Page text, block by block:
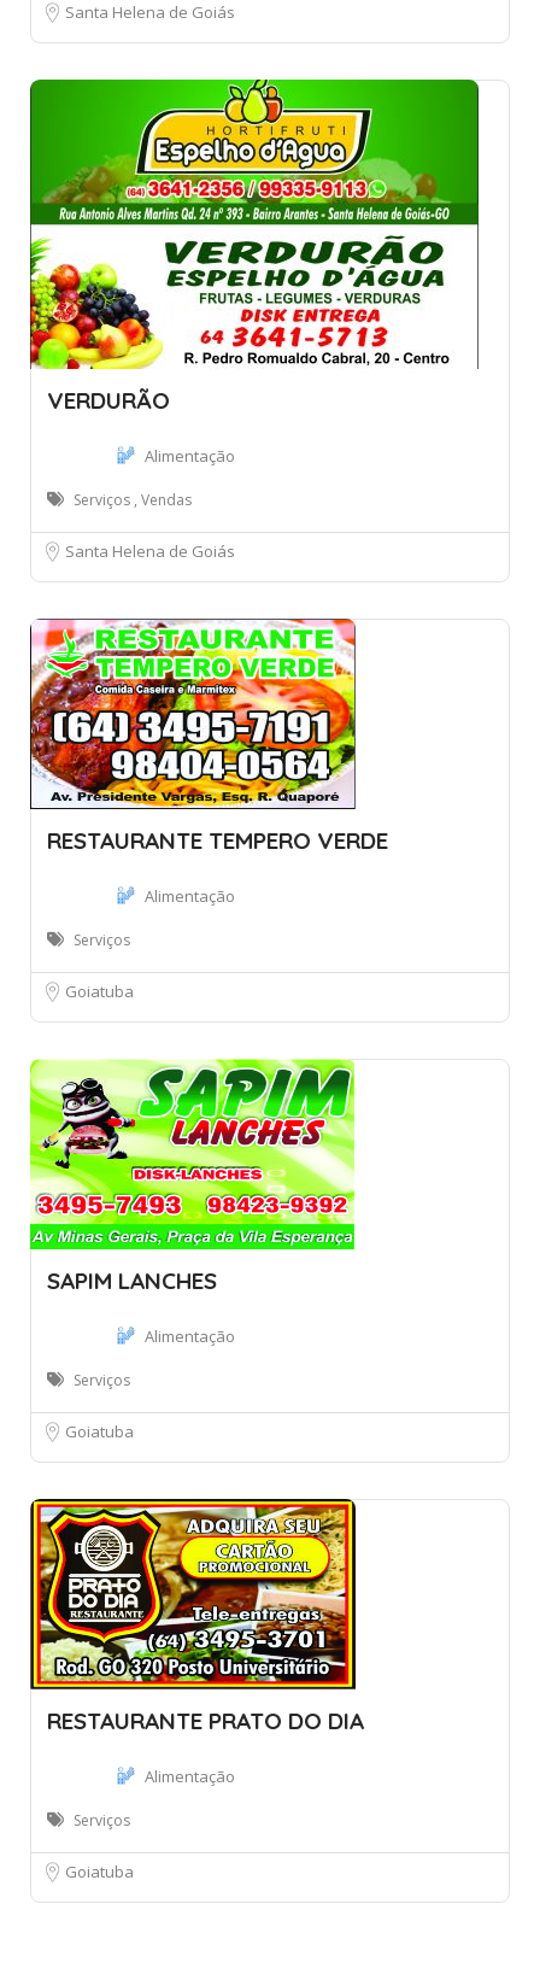
Santa Helena de Goiás
VERDURÃO
Alimentação
Serviços , Vendas
Santa Helena de Goiás
RESTAURANTE TEMPERO VERDE
Alimentação
Serviços
Goiatuba
SAPIM LANCHES
Alimentação
Serviços
Goiatuba
RESTAURANTE PRATO DO DIA
Alimentação
Serviços
Goiatuba